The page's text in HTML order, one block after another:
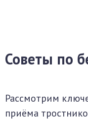
Советы по
Рассмотрим
приёма